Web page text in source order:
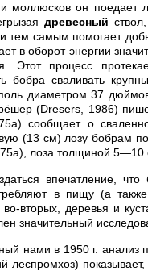
моллюсков он поедает
древесный
и тем самым помогает
в оборот энергии
Этот процесс
бобра сваливать
диаметром 37
(Dresers, 1986)
сообщает о
(13 см) лозу бобрам
лоза толщиной 5—10
впечатление,
в пищу (а
во-вторых, деревья и
значительный
нами в 1950 г. анализ
леспромхоз)